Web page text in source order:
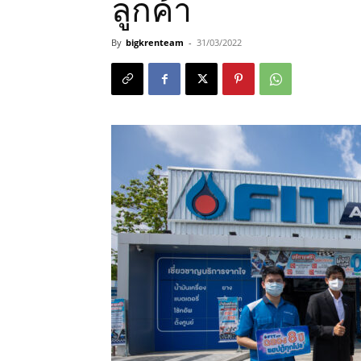
ลูกค้า
By bigkrenteam - 31/03/2022